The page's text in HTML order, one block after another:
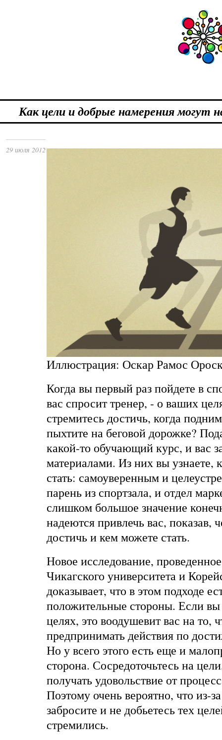
Как цели и добрые намерения могут
29 июля 2012
Иллюстрация: Оскар Рамос
Когда вы первый раз пойдете в
вас спросит тренер, - о ваших
стремитесь достичь, когда
пыхтите на беговой дорожке?
какой-то обучающий курс, и вас
материалами. Из них вы
стать: самоуверенным и
парень из спортзала, и отдел
слишком большое значение
надеются привлечь вас, показав,
достичь и кем можете стать.
Новое исследование,
Чикагского университета и
доказывает, что в этом подходе
положительные стороны. Если вы
целях, это воодушевит вас на то,
предпринимать действия по
Но у всего этого есть еще и
сторона. Сосредоточьтесь на
получать удовольствие от
Поэтому очень вероятно, что из-
забросите и не добьетесь тех
стремились.